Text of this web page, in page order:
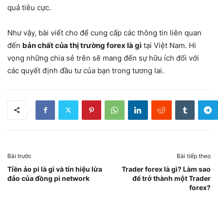
quả tiêu cực.
Như vậy, bài viết cho để cung cấp các thông tin liên quan
đến bản chất của thị trường forex là gì tại Việt Nam. Hi
vọng những chia sẻ trên sẽ mang đến sự hữu ích đối với
các quyết định đầu tư của bạn trong tương lai.
Bài trước
Tiền ảo pi là gì và tín hiệu lừa
đảo của đồng pi network
Bài tiếp theo
Trader forex là gì? Làm sao
để trở thành một Trader
forex?